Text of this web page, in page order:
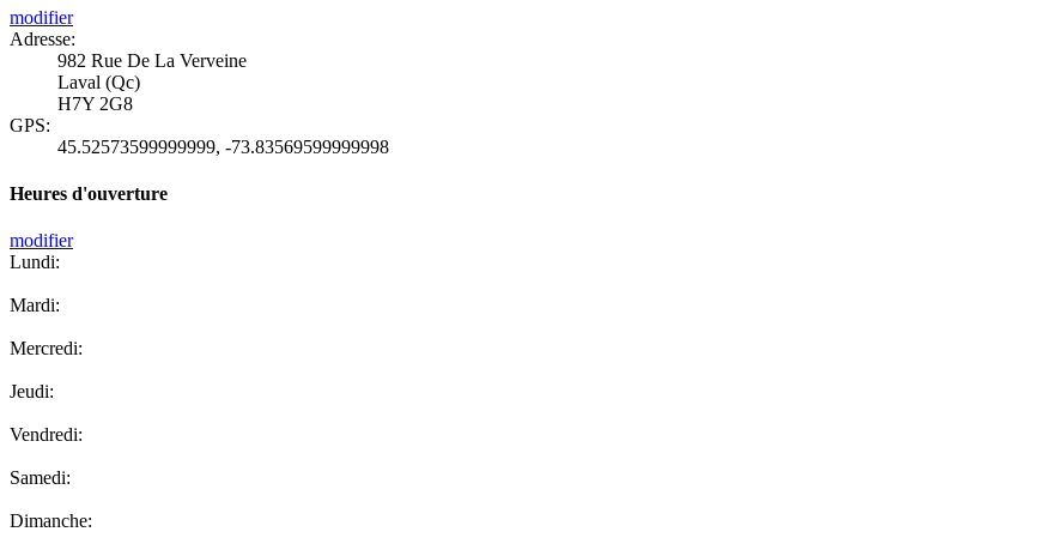
modifier
Adresse:
982 Rue De La Verveine
Laval (Qc)
H7Y 2G8
GPS:
45.52573599999999, -73.83569599999998
Heures d'ouverture
modifier
Lundi:
Mardi:
Mercredi:
Jeudi:
Vendredi:
Samedi:
Dimanche: